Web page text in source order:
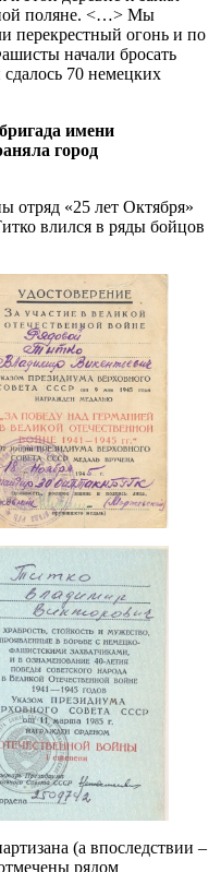
поляне. <…> Мы
перекрестный огонь и по
начали бросать
70 немецких
имени
город
отряд «25 лет Октября»
влился в ряды бойцов
(а впоследствии –
рядом